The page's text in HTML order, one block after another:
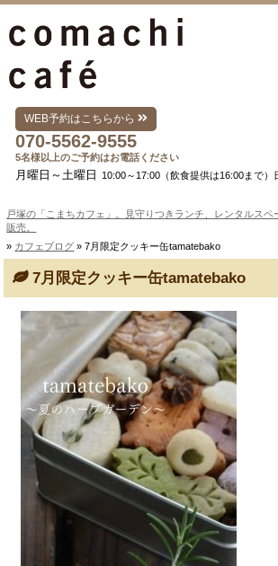
WEB予約はこちらから
070-5562-9555
5名様以上のご予約はお電話ください
月曜日～土曜日 10:00～17:00（飲食提供は16:00まで
戸塚の「こまちカフェ」。見守りつきランチ、レンタルスペ
販売。
» カフェブログ » 7月限定クッキー缶tamatebako
7月限定クッキー缶tamatebako